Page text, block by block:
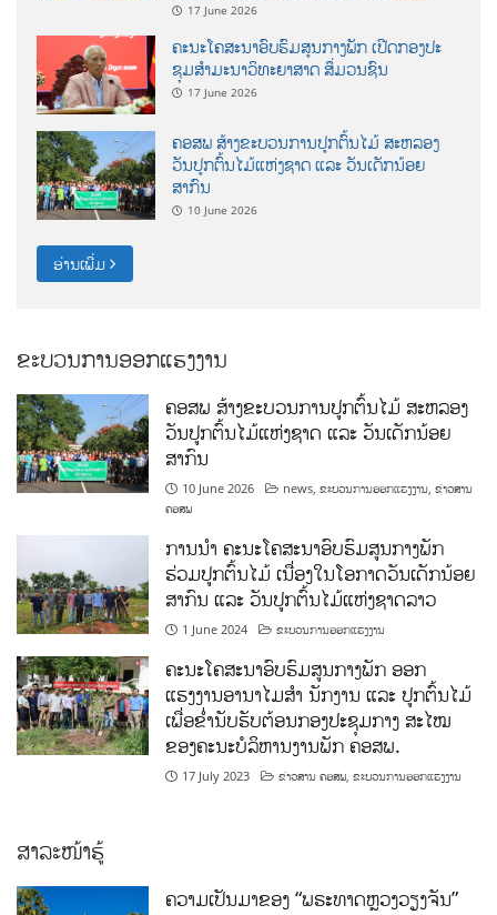
17 June 2026
ຄະນະໂຄສະນາອົບຮົມສູນກາງພັກ ເປີດກອງປະ
ຊຸມສຳມະນາວິທະຍາສາດ ສຶ່ມວນຊົນ
17 June 2026
ຄອສພ ສ້າງຂະບວນການປູກຕົ້ນໄມ້ ສະຫລອງ
ວັນປູກຕົ້ນໄມ້ແຫ່ງຊາດ ແລະ ວັນເດັກນ້ອຍ
ສາກົນ
10 June 2026
ອ່ານເພີ່ມ
ຂະບວນການອອກແຮງງານ
ຄອສພ ສ້າງຂະບວນການປູກຕົ້ນໄມ້ ສະຫລອງ
ວັນປູກຕົ້ນໄມ້ແຫ່ງຊາດ ແລະ ວັນເດັກນ້ອຍ
ສາກົນ
10 June 2026 news ,ຂະບວນການອອກແຮງງານ ,ຂ່າວສານ
ຄອສພ
ການນໍາ ຄະນະໂຄສະນາອົບຮົມສູນກາງພັກ
ຮ່ວມປູກຕົ້ນໄມ້ ເນື່ອງໃນໂອກາດວັນເດັກນ້ອຍ
ສາກົນ ແລະ ວັນປູກຕົ້ນໄມ້ແຫ່ງຊາດລາວ
1 June 2024 ຂະບວນການອອກແຮງງານ
ຄະນະໂຄສະນາອົບຮົມສູນກາງພັກ ອອກ
ແຮງງານອານາໄມສໍາ ນັກງານ ແລະ ປູກຕົ້ນໄມ້
ເພື່ອຂໍ່ານັບຮັບຕ້ອນກອງປະຊຸມກາງ ສະໄໝ
ຂອງຄະນະບໍລິຫານງານພັກ ຄອສພ.
17 July 2023 ຂ່າວສານ ຄອສພ ,ຂະບວນການອອກແຮງງານ
ສາລະໜ້າຮູ້
ຄວາມເປັນມາຂອງ “ພຣະທາດຫຼວງວຽງຈັນ”